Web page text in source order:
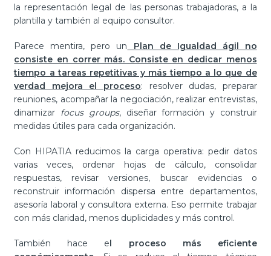
la representación legal de las personas trabajadoras, a la
plantilla y también al equipo consultor.
Parece mentira, pero un Plan de Igualdad ágil no
consiste en correr más. Consiste en dedicar menos
tiempo a tareas repetitivas y más tiempo a lo que de
verdad mejora el proceso: resolver dudas, preparar
reuniones, acompañar la negociación, realizar entrevistas,
dinamizar focus groups, diseñar formación y construir
medidas útiles para cada organización.
Con HIPATIA reducimos la carga operativa: pedir datos
varias veces, ordenar hojas de cálculo, consolidar
respuestas, revisar versiones, buscar evidencias o
reconstruir información dispersa entre departamentos,
asesoría laboral y consultora externa. Eso permite trabajar
con más claridad, menos duplicidades y más control.
También hace el proceso más eficiente